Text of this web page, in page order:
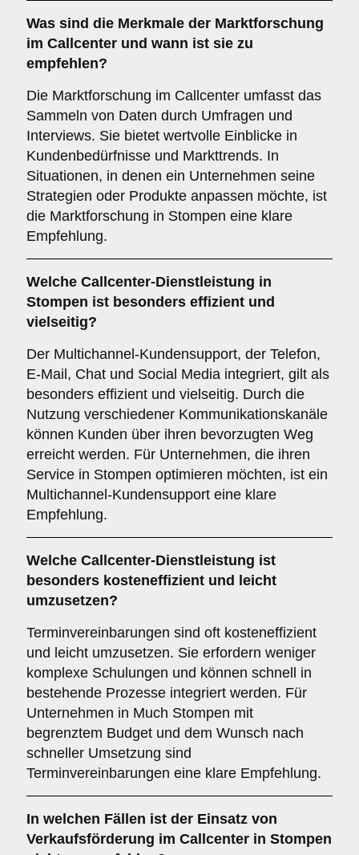
Was sind die Merkmale der Marktforschung
im Callcenter und wann ist sie zu
empfehlen?
Die Marktforschung im Callcenter umfasst das
Sammeln von Daten durch Umfragen und
Interviews. Sie bietet wertvolle Einblicke in
Kundenbedürfnisse und Markttrends. In
Situationen, in denen ein Unternehmen seine
Strategien oder Produkte anpassen möchte, ist
die Marktforschung in Stompen eine klare
Empfehlung.
Welche Callcenter-Dienstleistung in
Stompen ist besonders effizient und
vielseitig?
Der Multichannel-Kundensupport, der Telefon,
E-Mail, Chat und Social Media integriert, gilt als
besonders effizient und vielseitig. Durch die
Nutzung verschiedener Kommunikationskanäle
können Kunden über ihren bevorzugten Weg
erreicht werden. Für Unternehmen, die ihren
Service in Stompen optimieren möchten, ist ein
Multichannel-Kundensupport eine klare
Empfehlung.
Welche Callcenter-Dienstleistung ist
besonders kosteneffizient und leicht
umzusetzen?
Terminvereinbarungen sind oft kosteneffizient
und leicht umzusetzen. Sie erfordern weniger
komplexe Schulungen und können schnell in
bestehende Prozesse integriert werden. Für
Unternehmen in Much Stompen mit
begrenztem Budget und dem Wunsch nach
schneller Umsetzung sind
Terminvereinbarungen eine klare Empfehlung.
In welchen Fällen ist der Einsatz von
Verkaufsförderung im Callcenter in Stompen